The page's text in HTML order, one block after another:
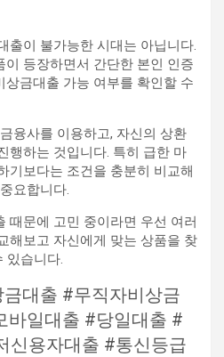
출이 불가능한 시대는 아닙니다.
이 등장하면서 간단한 본인 인증
상금대출 가능 여부를 확인할 수
융사를 이용하고, 자신의 상환
행하는 것입니다. 특히 급한 마
기보다는 조건을 충분히 비교해
요합니다.
때문에 고민 중이라면 우선 여러
해보고 자신에게 맞는 상품을 찾
있습니다.
대출 #무직자비상금
바일대출 #당일대출 #
신용자대출 #통신등급